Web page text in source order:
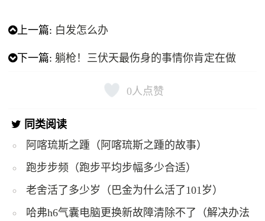
上一篇: 白发怎么办
下一篇:躺枪！三伏天最伤身的事情你肯定在做
0人点赞
同类阅读
阿喀琉斯之踵（阿喀琉斯之踵的故事）
跑步步频（跑步平均步幅多少合适）
老舍活了多少岁（巴金为什么活了101岁）
哈弗h6气囊电脑更换新故障清除不了（解决办法